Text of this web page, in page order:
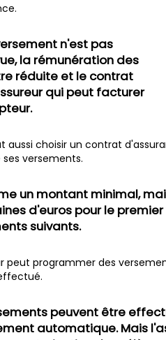
n'est pas
la rémunération des
réduite et le contrat
qui peut facturer
aussi choisir un contrat
versements.
un montant minimal,
d'euros pour le
suivants.
peut programmer des
peuvent être
automatique. Mais